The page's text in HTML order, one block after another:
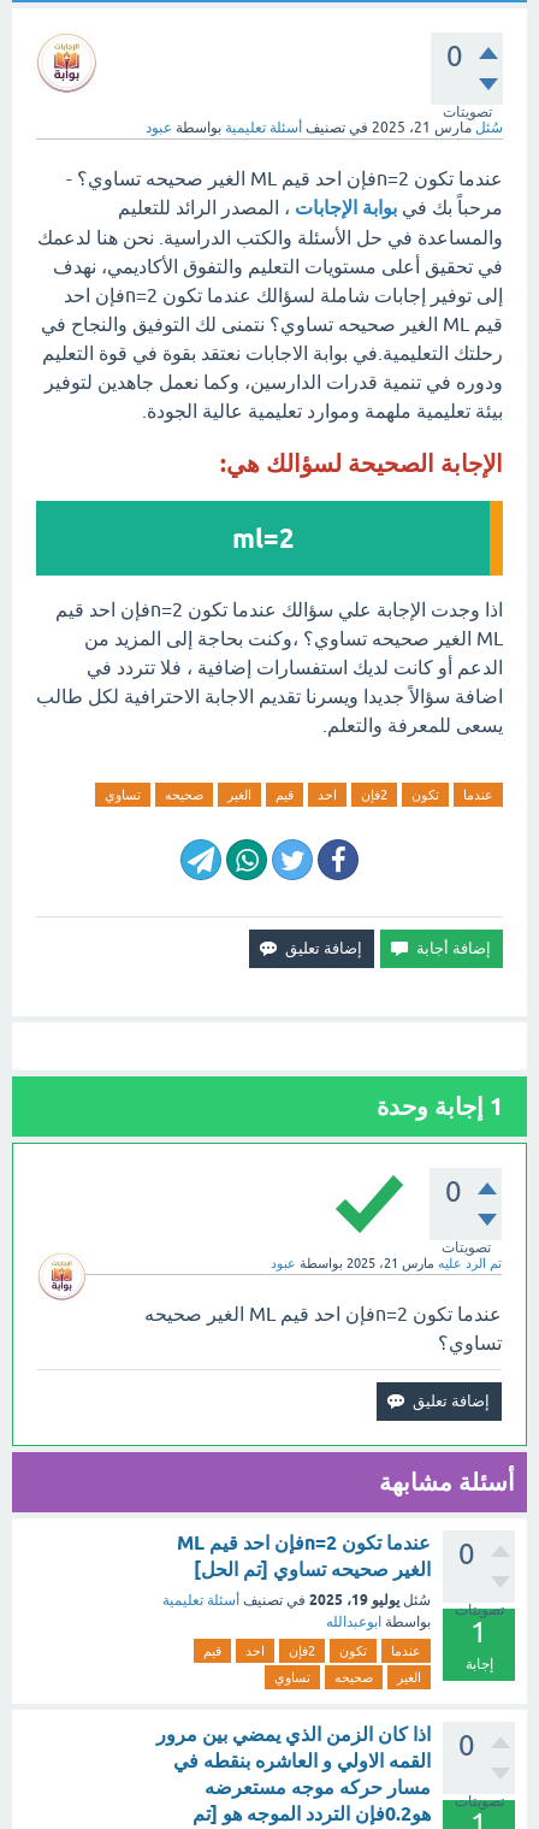
0
تصويتات
سُئل مارس 21، 2025 في تصنيف أسئلة تعليمية بواسطة عبود
عندما تكون n=2فإن احد قيم ML الغير صحيحه تساوي؟ -
مرحباً بك في بوابة الإجابات ، المصدر الرائد للتعليم
والمساعدة في حل الأسئلة والكتب الدراسية. نحن هنا لدعمك
في تحقيق أعلى مستويات التعليم والتفوق الأكاديمي، نهدف
إلى توفير إجابات شاملة لسؤالك عندما تكون n=2فإن احد
قيم ML الغير صحيحه تساوي؟ نتمنى لك التوفيق والنجاح في
رحلتك التعليمية.في بوابة الاجابات نعتقد بقوة في قوة التعليم
ودوره في تنمية قدرات الدارسين، وكما نعمل جاهدين لتوفير
بيئة تعليمية ملهمة وموارد تعليمية عالية الجودة.
الإجابة الصحيحة لسؤالك هي:
ml​=2
اذا وجدت الإجابة علي سؤالك عندما تكون n=2فإن احد قيم
ML الغير صحيحه تساوي؟ ،وكنت بحاجة إلى المزيد من
الدعم أو كانت لديك استفسارات إضافية ، فلا تتردد في
اضافة سؤالاً جديدا ويسرنا تقديم الاجابة الاحترافية لكل طالب
يسعى للمعرفة والتعلم.
عندما تكون 2فإن احد قيم الغير صحيحه تساوي
1 إجابة وحدة
0
تصويتات
تم الرد عليه مارس 21، 2025 بواسطة عبود
عندما تكون n=2فإن احد قيم ML الغير صحيحه
تساوي؟
أسئلة مشابهة
0
تصويتات
1
إجابة
عندما تكون n=2فإن احد قيم ML
الغير صحيحه تساوي [تم الحل]
سُئل يوليو 19، 2025 في تصنيف أسئلة تعليمية
بواسطة ابوعبدالله
عندما تكون 2فإن احد
قيم
الغير
صحيحه تساوي
0
تصويتات
اذا كان الزمن الذي يمضي بين مرور
القمه الاولي و العاشره بنقطه في
مسار حركه موجه مستعرضه
هو0.2فإن التردد الموجه هو [تم